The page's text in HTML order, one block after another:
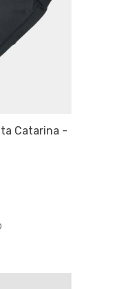
Catarina -